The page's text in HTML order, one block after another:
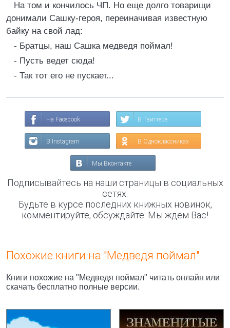
На том и кончилось ЧП. Но еще долго товарищи
донимали Сашку-героя, переиначивая известную
байку на свой лад:
- Братцы, наш Сашка медведя поймал!
- Пусть ведет сюда!
- Так тот его не пускает...
На Facebook В Твиттере
В Instagram В Одноклассниках
Мы Вконтакте
Подписывайтесь на наши страницы в социальных
сетях.
Будьте в курсе последних книжных новинок,
комментируйте, обсуждайте. Мы ждём Вас!
Похожие книги на "Медведя поймал"
Книги похожие на "Медведя поймал" читать онлайн или
скачать бесплатно полные версии.